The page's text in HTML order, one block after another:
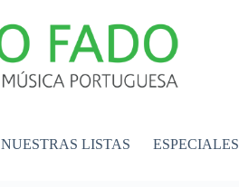
NUESTRAS LISTAS ESPECIALES